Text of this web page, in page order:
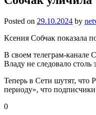
Posted on 29.10.2024 by
Ксения Собчак показала
В своем телеграм-канале
Владу не следовало
Теперь в Сети шутят, что
периоду», что
0